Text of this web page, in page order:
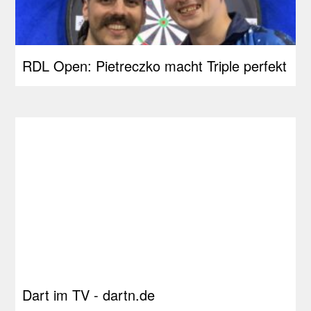
RDL Open: Pietreczko macht Triple perfekt
Dart im TV - dartn.de